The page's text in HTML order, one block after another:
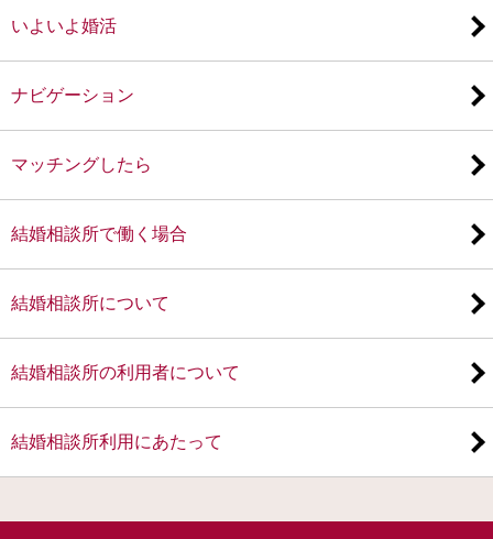
いよいよ婚活
ナビゲーション
マッチングしたら
結婚相談所で働く場合
結婚相談所について
結婚相談所の利用者について
結婚相談所利用にあたって